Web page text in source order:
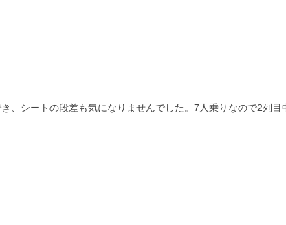
、シートの段差も気になりませんでした。7人乗りなので2列